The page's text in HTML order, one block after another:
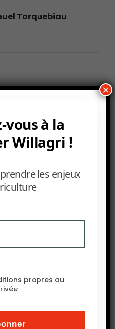
Torquebiau
vous à la
Willagri !
les enjeux
propres au
×